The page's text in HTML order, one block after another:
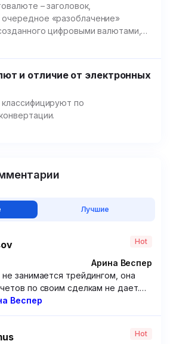
– заголовок,
«разоблачение»
цифровыми валютами,
этом.
и отличие от электронных
по
Лучшие
Hot
Арина Веспер
занимается трейдингом, она
по своим сделкам не дает.
чисто на доверчивых
если честно. Я брал у нее
– бесполезнейшая вещь,
Веспер
Hot